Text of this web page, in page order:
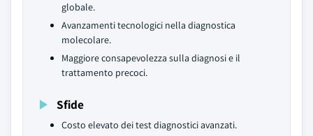
globale.
Avanzamenti tecnologici nella diagnostica
molecolare.
Maggiore consapevolezza sulla diagnosi e il
trattamento precoci.
Sfide
Costo elevato dei test diagnostici avanzati.